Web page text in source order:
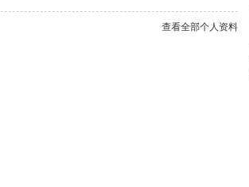
查看全部个人资料